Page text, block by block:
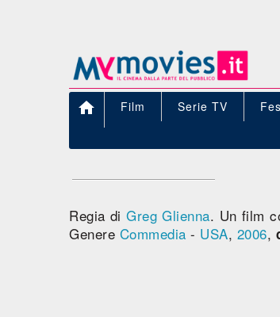
 Film Serie TV
Regia diGreg Glienna. Un film
Genere Commedia - USA, 2006,